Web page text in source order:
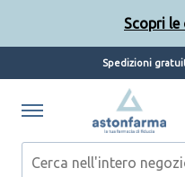
Spedizioni
Scopri
Scopri